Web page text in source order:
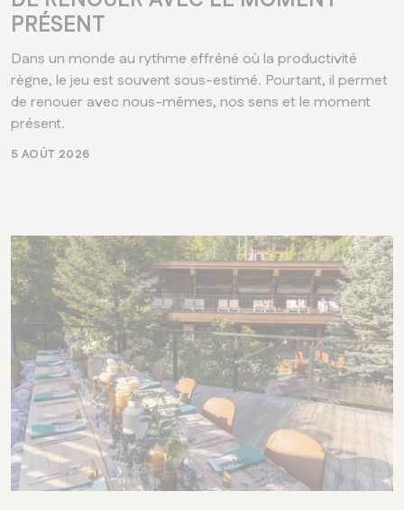
PRÉSENT
Dans un monde au rythme effréné où la productivité
règne, le jeu est souvent sous-estimé. Pourtant, il permet
de renouer avec nous-mêmes, nos sens et le moment
présent.
5 AOÛT 2026